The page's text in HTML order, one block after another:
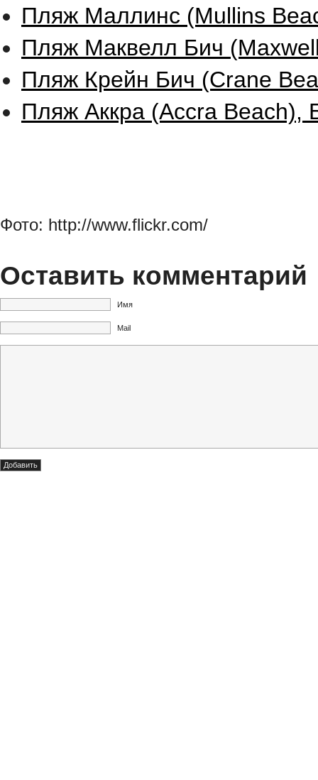
Пляж Маллинс (Mullins
Пляж Маквелл Бич
Пляж Крейн Бич (Crane
Пляж Аккра (Accra Beach),
Фото: http://www.flickr.com/
Оставить комментарий
Имя
Mail